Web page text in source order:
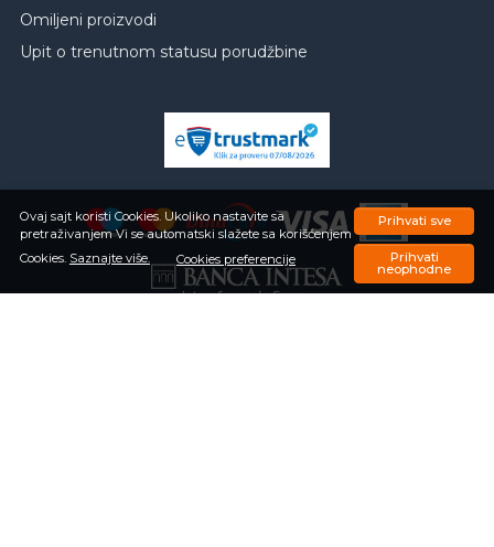
Ovaj sajt koristi Cookies. Ukoliko nastavite sa
pretraživanjem Vi se automatski slažete sa korišćenjem
Cookies. Saznajte više. Cookies preferencije
Prihvati sve
Prihvati
neophodne
Omiljeni proizvodi
Upit o trenutnom statusu porudžbine